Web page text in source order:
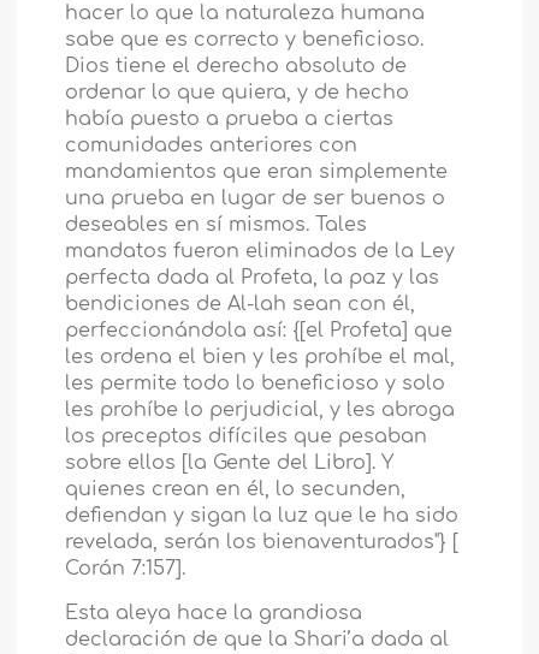
hacer lo que la naturaleza humana
sabe que es correcto y beneficioso.
Dios tiene el derecho absoluto de
ordenar lo que quiera, y de hecho
había puesto a prueba a ciertas
comunidades anteriores con
mandamientos que eran simplemente
una prueba en lugar de ser buenos o
deseables en sí mismos. Tales
mandatos fueron eliminados de la Ley
perfecta dada al Profeta, la paz y las
bendiciones de Al-lah sean con él,
perfeccionándola así: {[el Profeta] que
les ordena el bien y les prohíbe el mal,
les permite todo lo beneficioso y solo
les prohíbe lo perjudicial, y les abroga
los preceptos difíciles que pesaban
sobre ellos [la Gente del Libro]. Y
quienes crean en él, lo secunden,
defiendan y sigan la luz que le ha sido
revelada, serán los bienaventurados"} [
Corán 7:157].
Esta aleya hace la grandiosa
declaración de que la Shari’a dada al